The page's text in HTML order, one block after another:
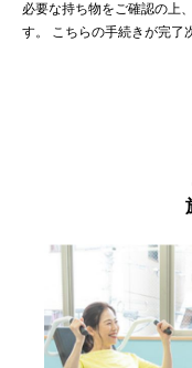
必要な持ち物をご確認の上
す。 こちらの手続きが完了